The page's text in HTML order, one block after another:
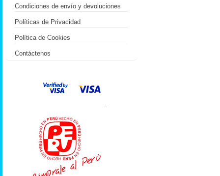
Condiciones de envío y devoluciones
Políticas de Privacidad
Política de Cookies
Contáctenos
.